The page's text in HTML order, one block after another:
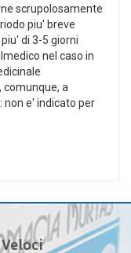
scrupolosamente
piu' breve
di 3-5 giorni
nel caso in
a
non e' indicato per